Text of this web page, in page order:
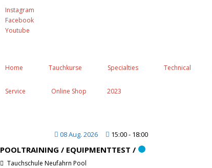
Instagram
Facebook
Youtube
Home Tauchkurse Specialties Technical
Service Online Shop 2023
08 Aug. 2026 15:00- 18:00
POOLTRAINING / EQUIPMENTTEST /
Tauchschule Neufahrn Pool